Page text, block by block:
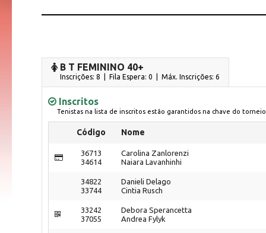
B T FEMININO 40+
Inscrições: 8 | Fila Espera: 0 | Máx. Inscrições: 6
Inscritos
Tenistas na lista de inscritos estão garantidos na chave do torneio
Código Nome
36713
34614
Carolina Zanlorenzi
Naiara Lavanhinhi
34822
33744
Danieli Delago
Cintia Rusch
33242
37055
Debora Sperancetta
Andrea Fylyk